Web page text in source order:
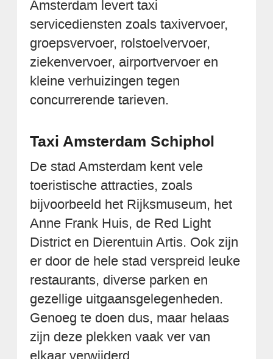
Amsterdam levert taxi
servicediensten zoals taxivervoer,
groepsvervoer, rolstoelvervoer,
ziekenvervoer, airportvervoer en
kleine verhuizingen tegen
concurrerende tarieven.
Taxi Amsterdam Schiphol
De stad Amsterdam kent vele
toeristische attracties, zoals
bijvoorbeeld het Rijksmuseum, het
Anne Frank Huis, de Red Light
District en Dierentuin Artis. Ook zijn
er door de hele stad verspreid leuke
restaurants, diverse parken en
gezellige uitgaansgelegenheden.
Genoeg te doen dus, maar helaas
zijn deze plekken vaak ver van